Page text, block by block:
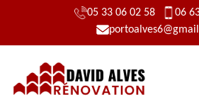
05 33 06 02 58
06